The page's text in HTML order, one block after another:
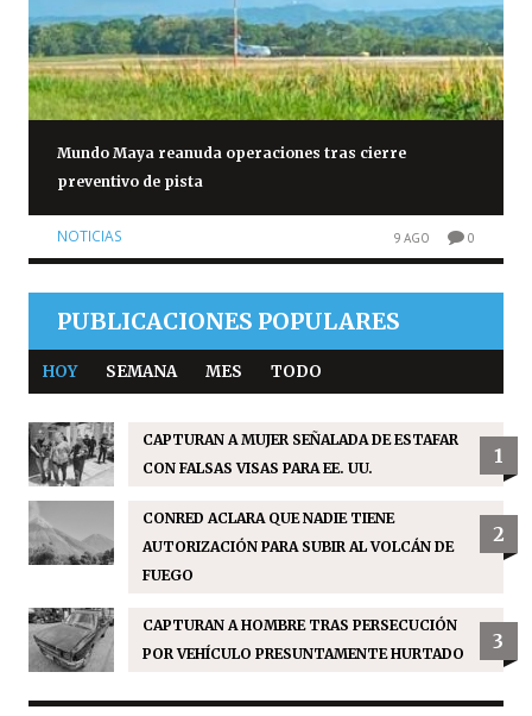
Mundo Maya reanuda operaciones tras cierre
preventivo de pista
NOTICIAS 9 AGO 0
PUBLICACIONES POPULARES
HOY SEMANA MES TODO
CAPTURAN A MUJER SEÑALADA DE ESTAFAR
CON FALSAS VISAS PARA EE. UU.
1
CONRED ACLARA QUE NADIE TIENE
AUTORIZACIÓN PARA SUBIR AL VOLCÁN DE
FUEGO
2
CAPTURAN A HOMBRE TRAS PERSECUCIÓN
POR VEHÍCULO PRESUNTAMENTE HURTADO
3